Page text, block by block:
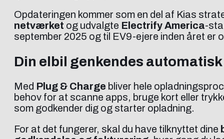
Opdateringen kommer som en del af Kias
netværket og udvalgte Electrify America-
september 2025 og til EV9-ejere inden året er
Din elbil genkendes automatisk
Med Plug & Charge bliver hele
behov for at scanne apps, bruge kort eller
som godkender dig og starter opladning.
For at det fungerer, skal du have tilknyttet dine